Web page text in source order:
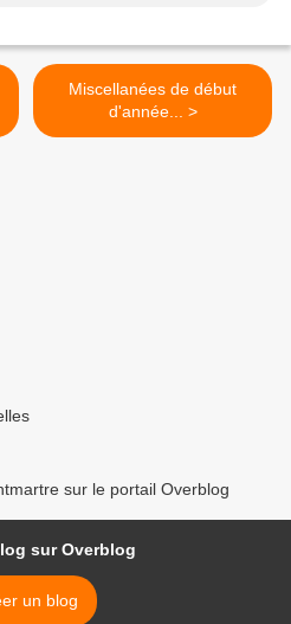
Miscellanées de début
d'année... >
sur le portail Overblog
sur Overblog
un blog